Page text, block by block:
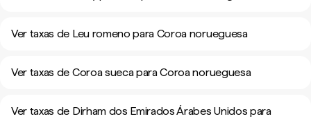
Ver taxas de Leu romeno para Coroa norueguesa
Ver taxas de Coroa sueca para Coroa norueguesa
Ver taxas de Dirham dos Emirados Árabes Unidos para